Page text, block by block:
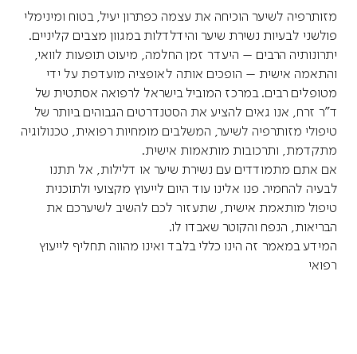
מזותרפיה לשיער הוכיחה את עצמה כפתרון יעיל, בטוח ומינימלי
פולשני לבעיות נשירת שיער והידלדלות במגוון מצבים קליניים.
יתרונותיה הרבים – היעדר זמן החלמה, מיעוט תופעות לוואי,
והתאמה אישית – הופכים אותה לאופציה מועדפת על ידי
מטופלים רבים. במרכז המוביל בישראל לרפואה אסתטית של
ד"ר זרח, אנו גאים להציע את הסטנדרטים הגבוהים ביותר של
טיפולי מזותרפיה לשיער, המשלבים מומחיות רפואית, טכנולוגיה
מתקדמת, ותרכובות מותאמות אישית.
אם אתם מתמודדים עם נשירת שיער או דלילות, אל תתנו
לבעיה להחמיר. פנו אלינו עוד היום לייעוץ מקצועי ולתוכנית
טיפול מותאמת אישית, שתעזור לכם להשיב לשיערכם את
הבריאות, הנפח והקוטר שאבדו לו.
המידע במאמר זה הינו כללי בלבד ואינו מהווה תחליף לייעוץ
רפואי